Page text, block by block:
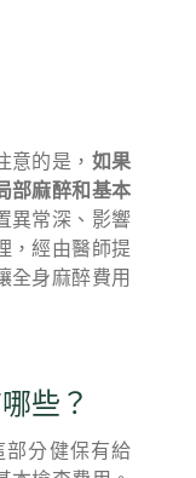
意的是， 如果
部麻醉和基本
異常深、影響
，經由醫師提
全身麻醉費用
些？
部分健保有給